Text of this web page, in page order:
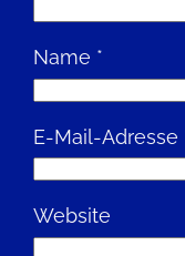
Name *
E-Mail-Adresse
Website